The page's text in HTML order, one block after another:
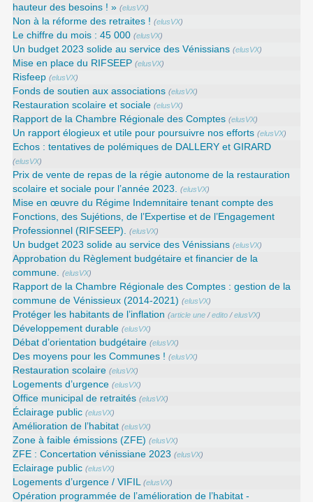
hauteur des besoins ! » (elusVX)
Non à la réforme des retraites ! (elusVX)
Le chiffre du mois : 45 000 (elusVX)
Un budget 2023 solide au service des Vénissians (elusVX)
Mise en place du RIFSEEP (elusVX)
Risfeep (elusVX)
Fonds de soutien aux associations (elusVX)
Restauration scolaire et sociale (elusVX)
Rapport de la Chambre Régionale des Comptes (elusVX)
Un rapport élogieux et utile pour poursuivre nos efforts (elusVX)
Echos : tentatives de polémiques de DALLERY et GIRARD
(elusVX)
Prix de vente de repas de la régie autonome de la restauration
scolaire et sociale pour l’année 2023. (elusVX)
Mise en œuvre du Régime Indemnitaire tenant compte des
Fonctions, des Sujétions, de l’Expertise et de l’Engagement
Professionnel (RIFSEEP). (elusVX)
Un budget 2023 solide au service des Vénissians (elusVX)
Approbation du Règlement budgétaire et financier de la
commune. (elusVX)
Rapport de la Chambre Régionale des Comptes : gestion de la
commune de Vénissieux (2014-2021) (elusVX)
Protéger les habitants de l’inflation (article une /edito /elusVX)
Développement durable (elusVX)
Débat d’orientation budgétaire (elusVX)
Des moyens pour les Communes ! (elusVX)
Restauration scolaire (elusVX)
Logements d’urgence (elusVX)
Office municipal de retraités (elusVX)
Éclairage public (elusVX)
Amélioration de l’habitat (elusVX)
Zone à faible émissions (ZFE) (elusVX)
ZFE : Concertation vénissiane 2023 (elusVX)
Eclairage public (elusVX)
Logements d’urgence / VIFIL (elusVX)
Opération programmée de l’amélioration de l’habitat -